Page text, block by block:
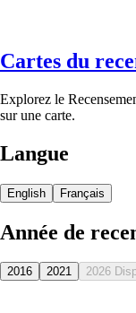
Cartes du
Explorez le
sur une carte.
Langue
English Français
Année de
2016 2021 2026